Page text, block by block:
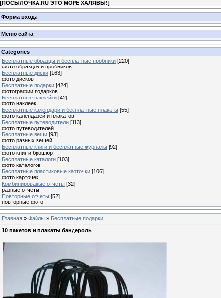
[ПОСЫЛОЧКА.RU ЭТО МОРЕ ХАЛЯВЫ!]
Форма входа
Меню сайта
Categories
Бесплатные образцы и бесплатные пробники [220]
фото образцов и пробников
Бесплатные диски [163]
фото дисков
Бесплатные подарки [424]
фотографии подарков
Бесплатные наклейки [42]
фото наклеек
Бесплатные календари и бесплатные плакаты [55]
фото календарей и плакатов
Бесплатные путеводители [113]
фото путеводителей
Бесплатные вещи [93]
фото разных вещей
Бесплатные книги и бесплатные журналы [92]
фото книг и брошюр
Бесплатные каталоги [103]
фото каталогов
Бесплатные пластиковые карточки [106]
фото карточек
Комбинированые отчеты [32]
разные отчеты
Повторные отчеты [52]
повторные фото
Главная » Файлы » Бесплатные подарки
10 пакетов и плакаты бандероль